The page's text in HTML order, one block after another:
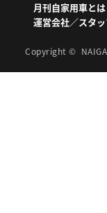
月刊自家用車とは
運営会社／スタ
Copyright ©